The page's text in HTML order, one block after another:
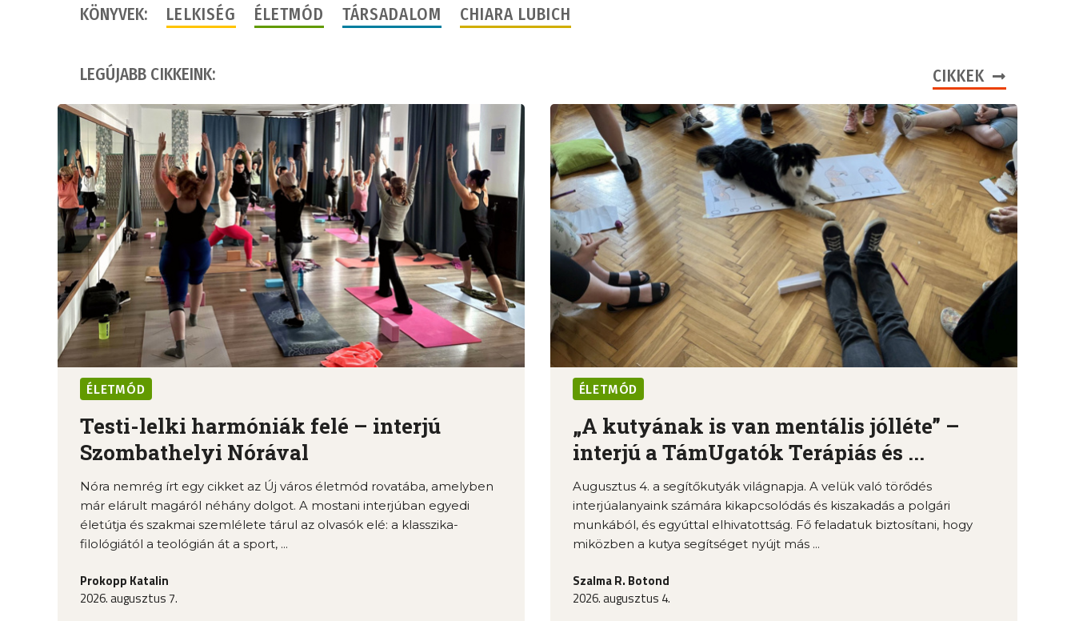
KÖNYVEK: LELKISÉG ÉLETMÓD TÁRSADALOM CHIARA LUBICH
LEGÚJABB CIKKEINK: CIKKEK
ÉLETMÓD
Testi-lelki harmóniák felé – interjú
Szombathelyi Nórával
Nóra nemrég írt egy cikket az Új város életmód rovatába, amelyben
már elárult magáról néhány dolgot. A mostani interjúban egyedi
életútja és szakmai szemlélete tárul az olvasók elé: a klasszika-
filológiától a teológián át a sport, ...
Prokopp Katalin
2026. augusztus 7.
ÉLETMÓD
„A kutyának is van mentális jólléte” –
interjú a TámUgatók Terápiás és ...
Augusztus 4. a segítőkutyák világnapja. A velük való törődés
interjúalanyaink számára kikapcsolódás és kiszakadás a polgári
munkából, és egyúttal elhivatottság. Fő feladatuk biztosítani, hogy
miközben a kutya segítséget nyújt más ...
Szalma R. Botond
2026. augusztus 4.